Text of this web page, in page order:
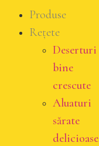
Produse
Rețete
Deserturi
bine
crescute
Aluaturi
sărate
delicioase